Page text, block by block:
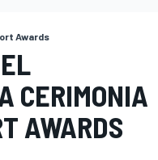
Awards
CERIMONIA
AWARDS